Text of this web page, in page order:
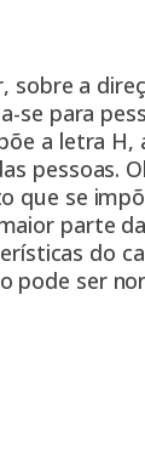
sobre a
para
a letra H,
pessoas.
se
parte
do
ser